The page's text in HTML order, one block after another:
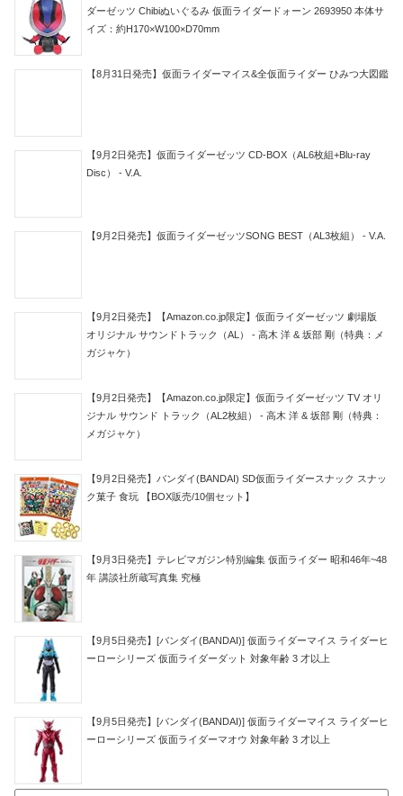
ダーゼッツ Chibiぬいぐるみ 仮面ライダードォーン 2693950 本体サ
イズ：約H170×W100×D70mm
【8月31日発売】仮面ライダーマイス&全仮面ライダー ひみつ大図鑑
【9月2日発売】仮面ライダーゼッツ CD-BOX（AL6枚組+Blu-ray
Disc） - V.A.
【9月2日発売】仮面ライダーゼッツSONG BEST（AL3枚組） - V.A.
【9月2日発売】【Amazon.co.jp限定】仮面ライダーゼッツ 劇場版
オリジナル サウンドトラック（AL） - 高木 洋 & 坂部 剛（特典：メ
ガジャケ）
【9月2日発売】【Amazon.co.jp限定】仮面ライダーゼッツ TV オリ
ジナル サウンド トラック（AL2枚組） - 高木 洋 & 坂部 剛（特典：
メガジャケ）
【9月2日発売】バンダイ(BANDAI) SD仮面ライダースナック スナッ
ク菓子 食玩 【BOX販売/10個セット】
【9月3日発売】テレビマガジン特別編集 仮面ライダー 昭和46年~48
年 講談社所蔵写真集 究極
【9月5日発売】[バンダイ(BANDAI)] 仮面ライダーマイス ライダーヒ
ーローシリーズ 仮面ライダーダット 対象年齢 3 才以上
【9月5日発売】[バンダイ(BANDAI)] 仮面ライダーマイス ライダーヒ
ーローシリーズ 仮面ライダーマオウ 対象年齢 3 才以上